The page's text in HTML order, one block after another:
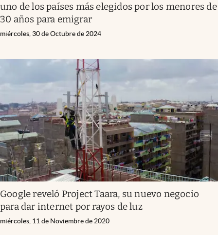
uno de los países más elegidos por los menores de
30 años para emigrar
miércoles, 30 de Octubre de 2024
Google reveló Project Taara, su nuevo negocio
para dar internet por rayos de luz
miércoles, 11 de Noviembre de 2020